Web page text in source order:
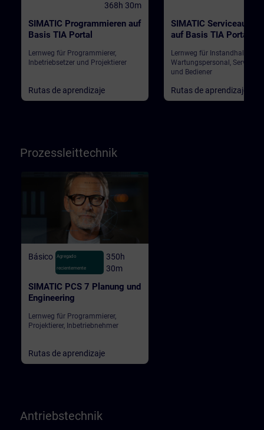
368h 30m
SIMATIC Programmieren auf
Basis TIA Portal
Lernweg für Programmierer,
Inbetriebsetzer und Projektierer
Rutas de aprendizaje
SIMATIC
auf Basis TIA Portal
Lernweg für Instandhalter,
Wartungspersonal,
und Bediener
Rutas de aprendizaje
Prozessleittechnik
Básico Agregado
recientemente
350h
30m
SIMATIC PCS 7 Planung und
Engineering
Lernweg für Programmierer,
Projektierer, Inbetriebnehmer
Rutas de aprendizaje
Antriebstechnik